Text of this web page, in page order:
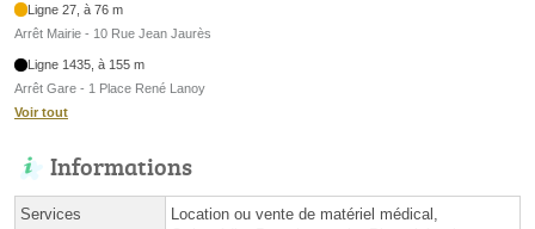
Ligne 27, à 76 m
Arrêt Mairie - 10 Rue Jean Jaurès
Ligne 1435, à 155 m
Arrêt Gare - 1 Place René Lanoy
Voir tout
Informations
Services
Location ou vente de matériel médical,